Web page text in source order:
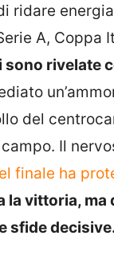
ridare
A, Coppa
sono rivelate
del
Il
finale ha
la vittoria, ma
sfide